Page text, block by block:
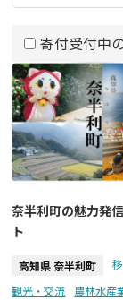
寄付受付中
奈半利町の魅力発
ト
高知県 奈半利町
観光・交流
農林水産